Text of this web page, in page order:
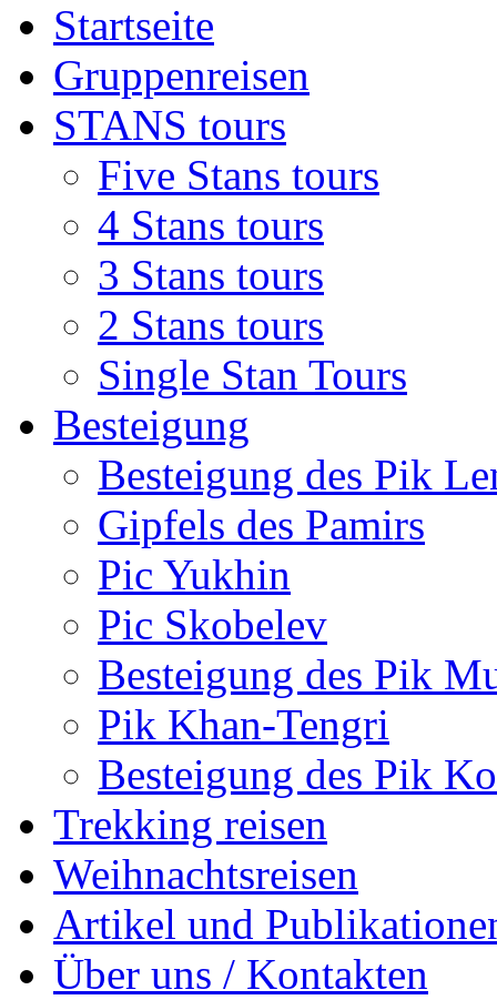
Startseite
Gruppenreisen
STANS tours
Five Stans tours
4 Stans tours
3 Stans tours
2 Stans tours
Single Stan Tours
Besteigung
Besteigung des Pik
Gipfels des Pamirs
Pic Yukhin
Pic Skobelev
Besteigung des Pik
Pik Khan-Tengri
Besteigung des Pik
Trekking reisen
Weihnachtsreisen
Artikel und
Über uns / Kontakten